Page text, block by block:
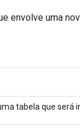
envolve uma
tabela que será